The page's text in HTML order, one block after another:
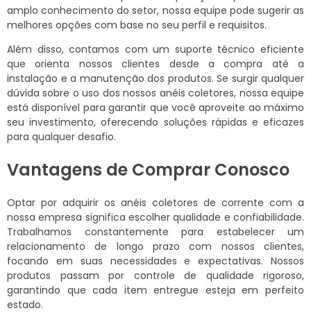
amplo conhecimento do setor, nossa equipe pode sugerir as
melhores opções com base no seu perfil e requisitos.
Além disso, contamos com um suporte técnico eficiente
que orienta nossos clientes desde a compra até a
instalação e a manutenção dos produtos. Se surgir qualquer
dúvida sobre o uso dos nossos anéis coletores, nossa equipe
está disponível para garantir que você aproveite ao máximo
seu investimento, oferecendo soluções rápidas e eficazes
para qualquer desafio.
Vantagens de Comprar Conosco
Optar por adquirir os anéis coletores de corrente com a
nossa empresa significa escolher qualidade e confiabilidade.
Trabalhamos constantemente para estabelecer um
relacionamento de longo prazo com nossos clientes,
focando em suas necessidades e expectativas. Nossos
produtos passam por controle de qualidade rigoroso,
garantindo que cada item entregue esteja em perfeito
estado.